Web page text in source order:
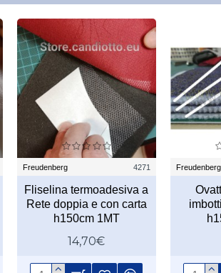
Freudenberg 4271
Fliselina termoadesiva a
Rete doppia e con carta
h150cm 1MT
14,70€
Freudenberg